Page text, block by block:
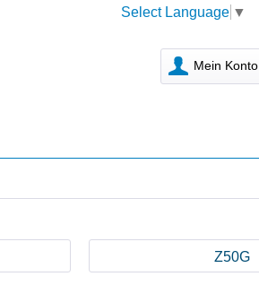
Select Language ▼
Mein Konto
Z50G